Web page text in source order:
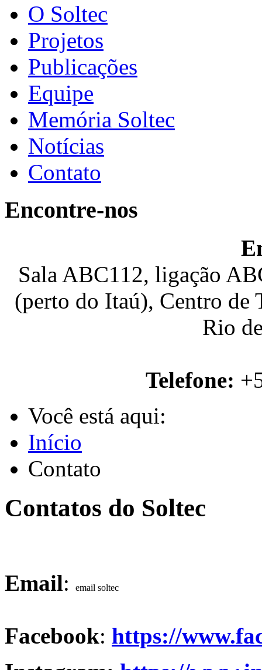
O Soltec
Projetos
Publicações
Equipe
Memória Soltec
Notícias
Contato
Encontre-nos
Sala ABC112, ligação
(perto do Itaú), Centro de
Rio
Telefone:
Você está aqui:
Início
Contato
Contatos do Soltec
Email:
Facebook: https://